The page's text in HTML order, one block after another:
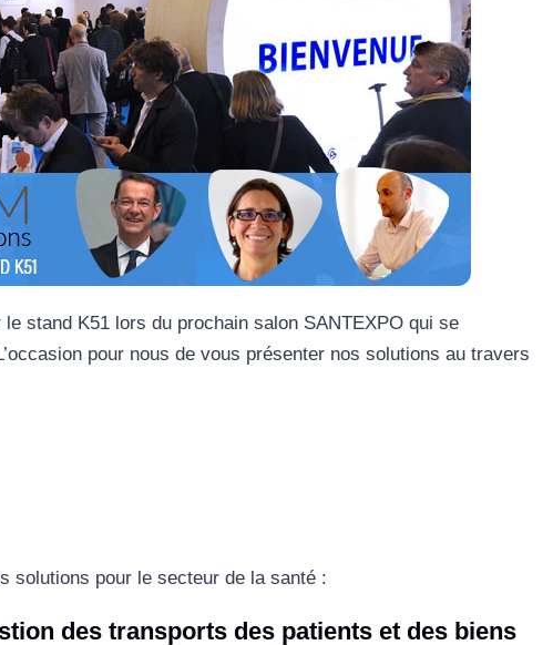
le stand K51 lors du prochain salon SANTEXPO qui se
pour nous de vous présenter nos solutions au travers
solutions pour le secteur de la santé :
des transports des patients et des biens